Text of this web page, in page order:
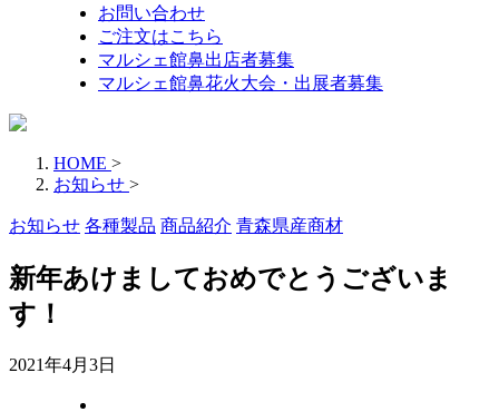
お問い合わせ
ご注文はこちら
マルシェ館鼻出店者募集
マルシェ館鼻花火大会・出展者募集
HOME >
お知らせ >
お知らせ 各種製品 商品紹介 青森県産商材
新年あけましておめでとうございま
す！
2021年4月3日